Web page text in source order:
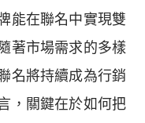
能在聯名中實現雙
著市場需求的多樣
名將持續成為行銷
，關鍵在於如何把